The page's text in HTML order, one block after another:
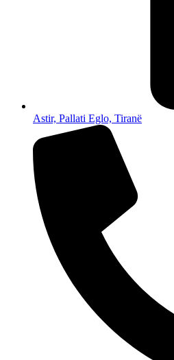
Astir, Pallati Eglo, Tiranë